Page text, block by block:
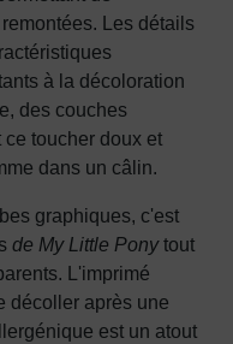
Les détails
à la décoloration
des couches
toucher doux et
dans un câlin.
graphiques, c'est
de My Little Ponytout
L'imprimé
décoller après une
est un atout